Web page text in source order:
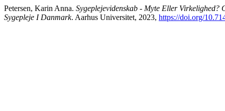
Petersen, Karin Anna. Sygeplejevidenskab - Myte Eller
Sygepleje I Danmark. Aarhus Universitet, 2023, https://doi.org/